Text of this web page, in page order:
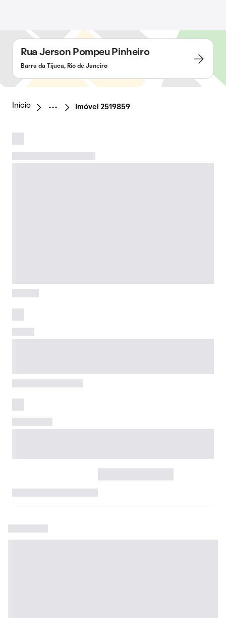
Rua Jerson Pompeu Pinheiro
Barra da Tijuca, Rio de Janeiro
Início Imóvel 2519859